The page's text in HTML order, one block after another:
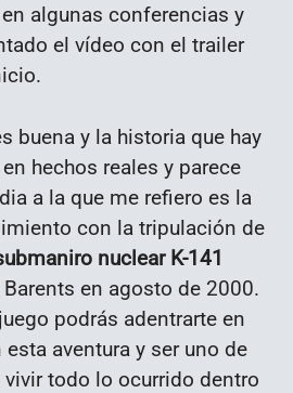
algunas conferencias y
el vídeo con el trailer
buena y la historia que hay
hechos reales y parece
a la que me refiero es la
con la tripulación de
nuclear K-141
en agosto de 2000.
podrás adentrarte en
aventura y ser uno de
todo lo ocurrido dentro